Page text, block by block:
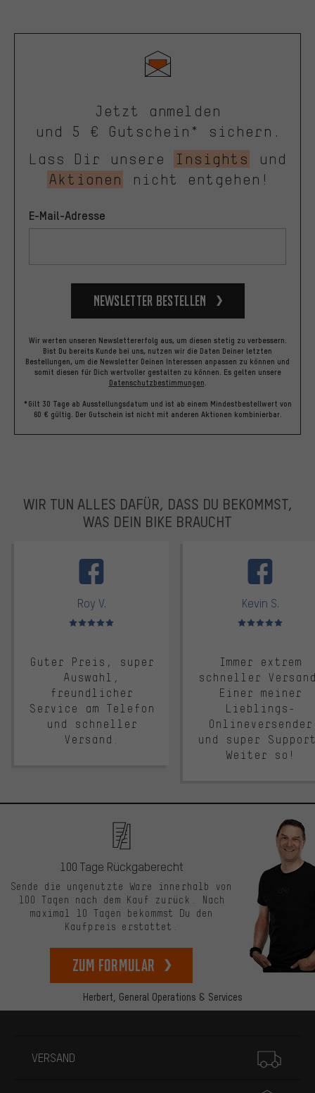
Jetzt anmelden
und 5 € Gutschein* sichern.
Lass Dir unsere
Insights
und
Aktionen
nicht entgehen!
E-Mail-Adresse
Newsletter bestellen
Wir werten unseren Newslettererfolg aus, um diesen stetig zu verbessern.
Bist Du bereits Kunde bei uns, nutzen wir die Daten Deiner letzten
Bestellungen, um die Newsletter Deinen Interessen anpassen zu können und
somit diesen für Dich wertvoller gestalten zu können. Es gelten unsere
Datenschutzbestimmungen.
*Gilt 30 Tage ab Ausstellungsdatum und ist ab einem Mindestbestellwert von
60 € gültig. Der Gutschein ist nicht mit anderen Aktionen kombinierbar.
WIR TUN ALLES DAFÜR, DASS DU BEKOMMST,
WAS DEIN BIKE BRAUCHT
Roy V.
Bewertungen: 5 von 5
Guter Preis, super
Auswahl,
freundlicher
Service am Telefon
und schneller
Versand.
Kevin S.
Bewertungen: 5 von 5
Immer extrem
schneller
Einer meiner
Lieblings-
Onlineversender
und super
Weiter so!
Herbert, General Operations & Services
100 Tage Rückgaberecht
Sende die ungenutzte Ware innerhalb von
100 Tagen nach dem Kauf zurück. Nach
maximal 10 Tagen bekommst Du den
Kaufpreis erstattet.
zum Formular
VERSAND